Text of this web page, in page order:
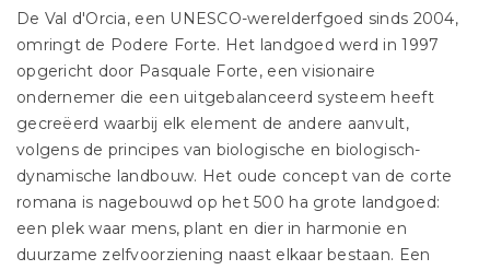
De Val d'Orcia, een UNESCO-werelderfgoed sinds 2004,
omringt de Podere Forte. Het landgoed werd in 1997
opgericht door Pasquale Forte, een visionaire
ondernemer die een uitgebalanceerd systeem heeft
gecreëerd waarbij elk element de andere aanvult,
volgens de principes van biologische en biologisch-
dynamische landbouw. Het oude concept van de corte
romana is nagebouwd op het 500 ha grote landgoed:
een plek waar mens, plant en dier in harmonie en
duurzame zelfvoorziening naast elkaar bestaan. Een